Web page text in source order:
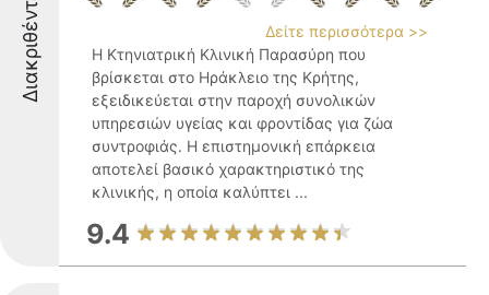
Διακριθέντες
Δείτε περισσότερα >>
Η Κτηνιατρική Κλινική Παρασύρη που
βρίσκεται στο Ηράκλειο της Κρήτης,
εξειδικεύεται στην παροχή συνολικών
υπηρεσιών υγείας και φροντίδας για ζώα
συντροφιάς. Η επιστημονική επάρκεια
αποτελεί βασικό χαρακτηριστικό της
κλινικής, η οποία καλύπτει ...
9.4